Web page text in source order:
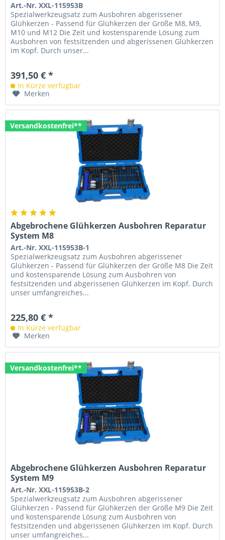
Art.-Nr. XXL-115953B
Spezialwerkzeugsatz zum Ausbohren abgerissener
Glühkerzen - Passend für Glühkerzen der Größe M8, M9,
M10 und M12 Die Zeit und kostensparende Lösung zum
Ausbohren von festsitzenden und abgerissenen Glühkerzen
im Kopf. Durch unser...
391,50 € *
In Kürze verfügbar
Merken
Versandkostenfrei**
Abgebrochene Glühkerzen Ausbohren Reparatur
System M8
Art.-Nr. XXL-115953B-1
Spezialwerkzeugsatz zum Ausbohren abgerissener
Glühkerzen - Passend für Glühkerzen der Größe M8 Die Zeit
und kostensparende Lösung zum Ausbohren von
festsitzenden und abgerissenen Glühkerzen im Kopf. Durch
unser umfangreiches...
225,80 € *
In Kürze verfügbar
Merken
Versandkostenfrei**
Abgebrochene Glühkerzen Ausbohren Reparatur
System M9
Art.-Nr. XXL-115953B-2
Spezialwerkzeugsatz zum Ausbohren abgerissener
Glühkerzen - Passend für Glühkerzen der Größe M9 Die Zeit
und kostensparende Lösung zum Ausbohren von
festsitzenden und abgerissenen Glühkerzen im Kopf. Durch
unser umfangreiches...